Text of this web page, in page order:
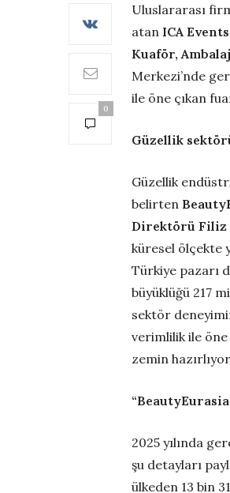
0
Uluslararası
atan ICA Events
Kuaför,
Merkezi’nde
ile öne çıkan
Güzellik
Güzellik
belirten
Direktörü Filiz
küresel ölçekte
Türkiye pazarı
büyüklüğü 217
sektör
verimlilik ile öne
zemin
“BeautyEurasia
2025 yılında
şu detayları
ülkeden 13 bin